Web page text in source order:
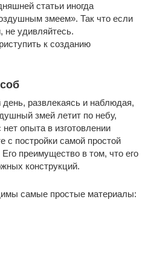
статьи иногда
змеем». Так что если
не удивляйтесь.
к созданию
развлекаясь и наблюдая,
змей летит по небу,
опыта в изготовлении
с постройки самой простой
преимущество в том, что его
конструкций.
самые простые материалы: